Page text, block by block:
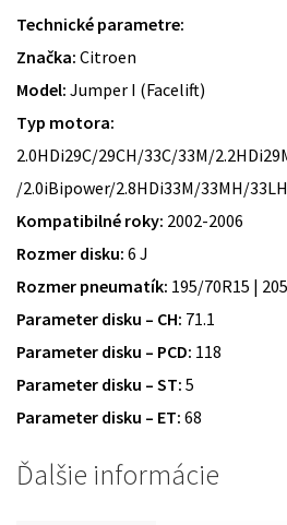
Technické parametre:
Značka: Citroen
Model: Jumper I (Facelift)
Typ motora:
2.0HDi29C/29CH/33C/33M/
/2.0iBipower/2.8HDi33M/33MH/33LH
Kompatibilné roky: 2002-2006
Rozmer disku: 6 J
Rozmer pneumatík: 195/70R15 |
Parameter disku – CH: 71.1
Parameter disku – PCD: 118
Parameter disku – ST: 5
Parameter disku – ET: 68
Ďalšie informácie